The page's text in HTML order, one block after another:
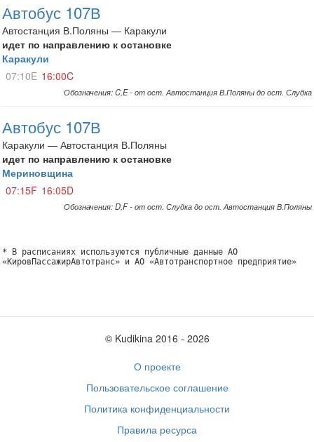
Автобус 107В
Автостанция В.Поляны — Каракули
идет по направлению к остановке
Каракули
07:10E 16:00C
Обозначения: C,E - от ост. Автостанция В.Поляны до ост. Слудка
Автобус 107В
Каракули — Автостанция В.Поляны
идет по направлению к остановке
Мериновщина
07:15F 16:05D
Обозначения: D,F - от ост. Слудка до ост. Автостанция В.Поляны
* В расписаниях используются публичные данные АО
«КировПассажирАвтотранс» и АО «Автотранспортное предприятие»
© Kudikina 2016 ‐ 2026
О проекте
Пользовательское соглашение
Политика конфиденциальности
Правила ресурса